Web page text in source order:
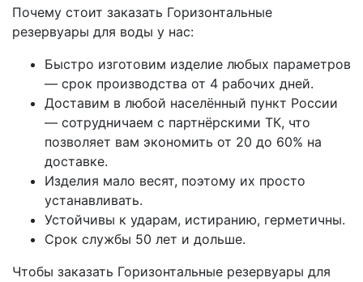
Почему стоит заказать Горизонтальные
резервуары для воды у нас:
Быстро изготовим изделие любых параметров
— срок производства от 4 рабочих дней.
Доставим в любой населённый пункт России
— сотрудничаем с партнёрскими ТК, что
позволяет вам экономить от 20 до 60% на
доставке.
Изделия мало весят, поэтому их просто
устанавливать.
Устойчивы к ударам, истиранию, герметичны.
Срок службы 50 лет и дольше.
Чтобы заказать Горизонтальные резервуары для